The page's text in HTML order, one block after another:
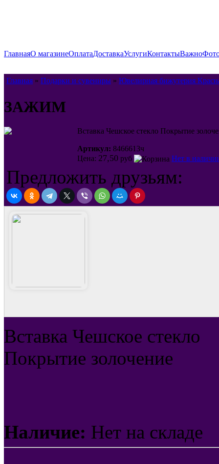
ГлавнаяО магазинеОплатаДоставкаУслугиКонтактыВажно
Главная » Подарки и сувениры » Ювелирная бижутерия
ЗАЖИМ
Вставка Чешское стекло Покрытие
Артикул: 8466613ч
Цена: 27,50 руб Нет в
Предложить друзьям:
Вставка Чешское стекло
Покрытие золочение
Наличие: Нет на складе